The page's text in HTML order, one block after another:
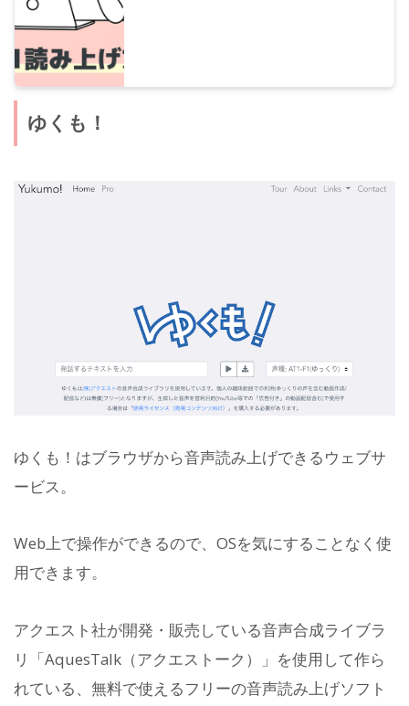
ゆくも！
ゆくも！はブラウザから音声読み上げできるウェブサ
ービス。
Web上で操作ができるので、OSを気にすることなく使
用できます。
アクエスト社が開発・販売している音声合成ライブラ
リ「AquesTalk（アクエストーク）」を使用して作ら
れている、無料で使えるフリーの音声読み上げソフト